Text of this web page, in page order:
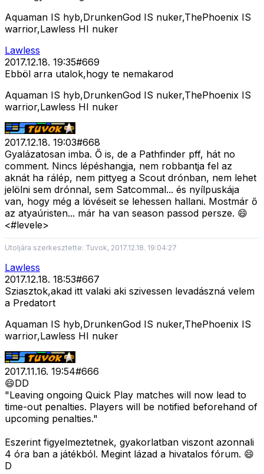
Aquaman IS hyb,DrunkenGod IS nuker,ThePhoenix IS
warrior,Lawless HI nuker
Lawless
2017.12.18. 19:35#669
Ebböl arra utalok,hogy te nemakarod
Aquaman IS hyb,DrunkenGod IS nuker,ThePhoenix IS
warrior,Lawless HI nuker
2017.12.18. 19:03#668
Gyalázatosan imba. Ő is, de a Pathfinder pff, hát no
comment. Nincs lépéshangja, nem robbantja fel az
aknát ha rálép, nem pittyeg a Scout drónban, nem lehet
jelölni sem drónnal, sem Satcommal... és nyílpuskája
van, hogy még a lövéseit se lehessen hallani. Mostmár ő
az atyaúristen... már ha van season passod persze. 😄
<#levele>
Utoljára szerkesztette: Tuvok, 2017.12.18. 19:04:27
Lawless
2017.12.18. 18:53#667
Sziasztok,akad itt valaki aki szivessen levadászná velem
a Predatort
Aquaman IS hyb,DrunkenGod IS nuker,ThePhoenix IS
warrior,Lawless HI nuker
2017.11.16. 19:54#666
😄DD
"Leaving ongoing Quick Play matches will now lead to
time-out penalties. Players will be notified beforehand of
upcoming penalties."
Eszerint figyelmeztetnek, gyakorlatban viszont azonnali
4 óra ban a játékból. Megint lázad a hivatalos fórum. 😄
D